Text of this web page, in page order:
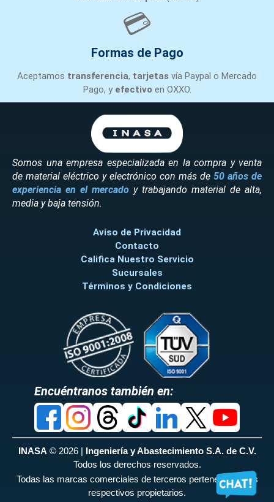
💳
Formas de Pago
Aceptamos transferencia, tarjetas vía Paypal o Mercado
Pago, y efectivo en OXXO.
Somos una empresa especializada en la compra y venta
de material eléctrico y electrónico con más de 50 años de
experiencia en el mercado y trabajando material de alta,
media y baja tensión.
Aviso de Privacidad
Contacto
Califica Nuestro Servicio
Sucursales
Términos y Condiciones
Encuéntranos también en:
INASA © 2026 | Ingeniería y Abastecimiento S.A. de C.V.
Todos los derechos reservados.
Todas las marcas comerciales de terceros pertenecen a sus
respectivos propietarios.